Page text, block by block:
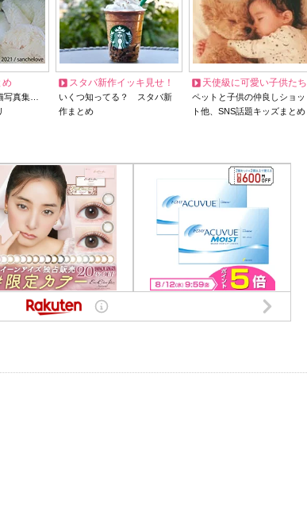
め
写真集…
スタバ新作イッキ見せ！
いくつ知ってる？ スタバ新
作まとめ
天使級に可愛い子供たち
ペットと子供の仲良しショッ
ト他、SNS話題キッズまとめ